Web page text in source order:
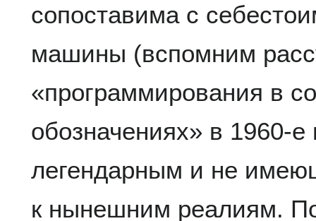
сопоставима с
машины (вспомним
«программирования в
обозначениях» в 1960-е
легендарным и не
к нынешним реалиям.